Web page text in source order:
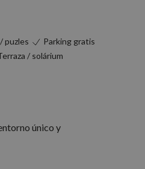
puzles
Parking gratis
/ solárium
único y